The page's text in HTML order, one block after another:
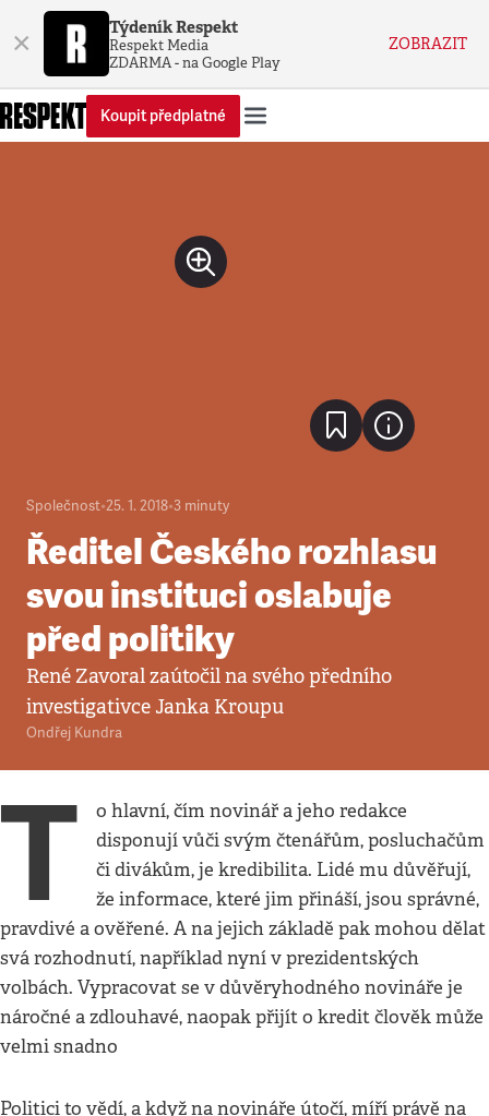
× Týdeník Respekt
Respekt Media
ZDARMA - na Google Play
ZOBRAZIT
Koupit předplatné
Společnost•25. 1. 2018•3 minuty
Ředitel Českého rozhlasu
svou instituci oslabuje
před politiky
René Zavoral zaútočil na svého předního
investigativce Janka Kroupu
Ondřej Kundra
T
o hlavní, čím novinář a jeho redakce
disponují vůči svým čtenářům, posluchačům
či divákům, je kredibilita. Lidé mu důvěřují,
že informace, které jim přináší, jsou správné,
pravdivé a ověřené. A na jejich základě pak mohou dělat
svá rozhodnutí, například nyní v prezidentských
volbách. Vypracovat se v důvěryhodného novináře je
náročné a zdlouhavé, naopak přijít o kredit člověk může
velmi snadno
Politici to vědí, a když na novináře útočí, míří právě na